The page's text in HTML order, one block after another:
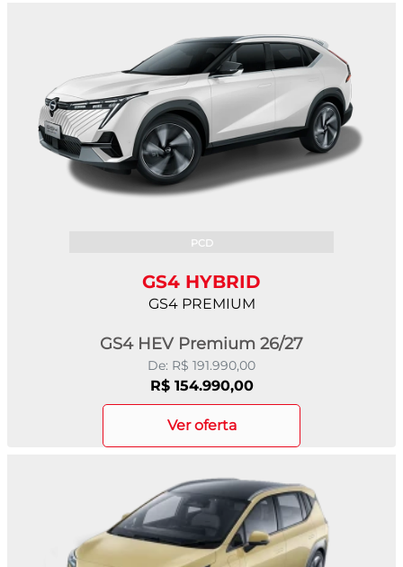
GS4 HYBRID
GS4 PREMIUM
GS4 HEV Premium 26/27
PCD
De: R$ 191.990,00
R$ 154.990,00
ver oferta